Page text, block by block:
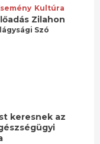
Kultúra
Zilahon
Szó
keresnek az